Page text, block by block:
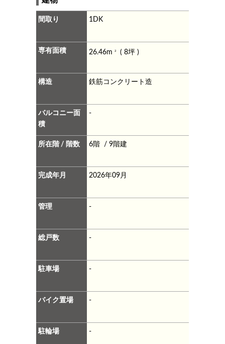
間取り 1DK
専有面積 26.46m2 ( 8坪 )
構造 鉄筋コンクリート造
バルコニー面
積
-
所在階 / 階数 6階 / 9階建
完成年月 2026年09月
管理 -
総戸数 -
駐車場 -
バイク置場 -
駐輪場 -